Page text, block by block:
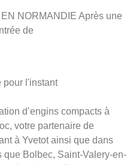
NORMANDIE Après une
de
pour l'instant
d’engins compacts à
votre partenaire de
à Yvetot ainsi que dans
que Bolbec, Saint-Valery-en-